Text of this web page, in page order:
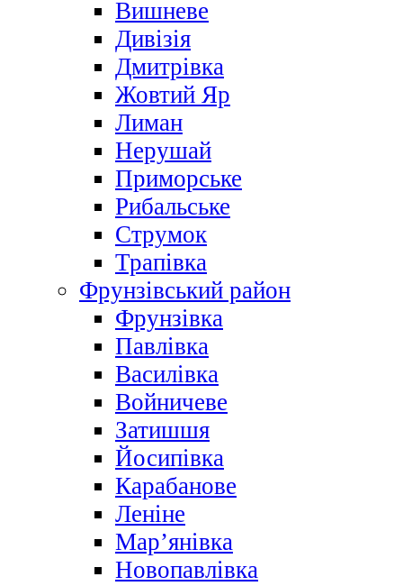
Вишневе
Дивізія
Дмитрівка
Жовтий Яр
Лиман
Нерушай
Приморське
Рибальське
Струмок
Трапівка
Фрунзівський район
Фрунзівка
Павлівка
Василівка
Войничеве
Затишшя
Йосипівка
Карабанове
Леніне
Мар’янівка
Новопавлівка